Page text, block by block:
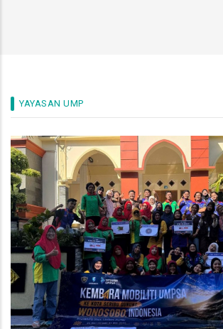
YAYASAN UMP